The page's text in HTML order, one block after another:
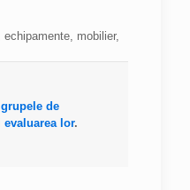
mobilier,
grupele de
lor.